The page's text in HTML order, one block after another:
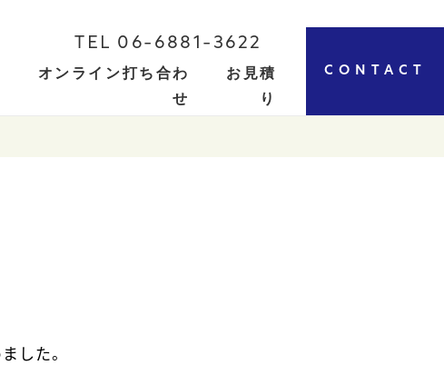
TEL 06-6881-3622
オンライン打ち合わ
せ
お見積
り
CONTACT
した。